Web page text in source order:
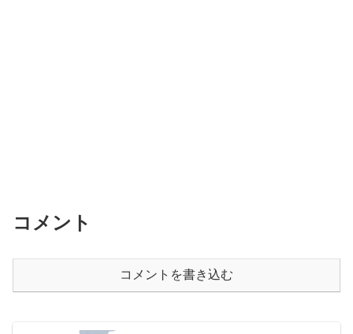
コメント
コメントを書き込む